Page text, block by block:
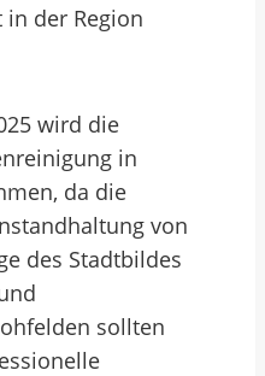
der Region
wird die
in
da die
von
des Stadtbildes
sollten